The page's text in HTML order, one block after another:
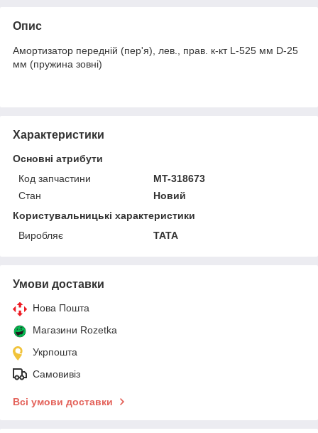
Опис
Амортизатор передній (пер'я), лев., прав. к-кт L-525 мм D-25
мм (пружина зовні)
Характеристики
Основні атрибути
Код запчастини
MT-318673
Стан
Новий
Користувальницькі характеристики
Виробляє
TATA
Умови доставки
Нова Пошта
Магазини Rozetka
Укрпошта
Самовивіз
Всі умови доставки